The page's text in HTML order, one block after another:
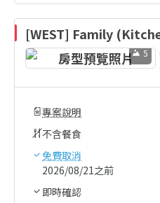
[WEST] Family
ed Type Randomly 5
專案說明
不含餐食
免費取消
2026/08/21之前
即時確認